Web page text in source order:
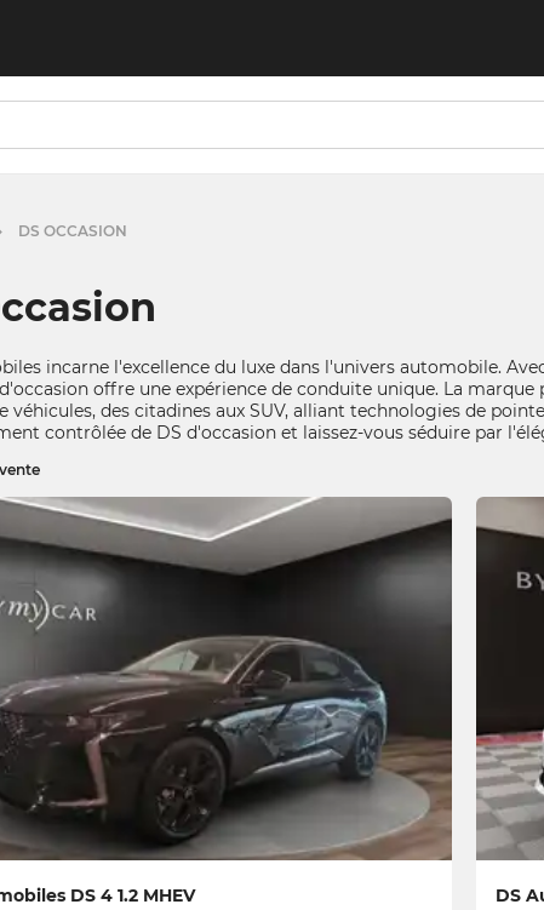
DS OCCASION
incarne l'excellence du luxe dans l'univers automobile.
offre une expérience de conduite unique. La
véhicules, des citadines aux SUV, alliant technologies de
contrôlée de DS d'occasion et laissez-vous séduire par
DS 4 1.2 MHEV DS